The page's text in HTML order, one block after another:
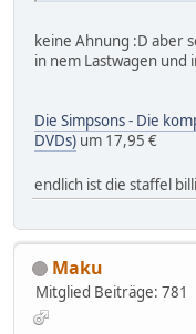
keine Ahnung :D aber
in nem Lastwagen und
Die Simpsons - Die
DVDs) um 17,95 €
endlich ist die staffel
Maku
Mitglied Beiträge: 781